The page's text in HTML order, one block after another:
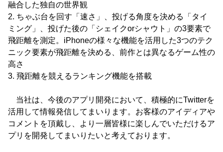
融合した独自の世界観
2. ちゃぶ台を回す「速さ」、投げる角度を決める「タイ
ミング」、投げた後の「シェイクorシャウト」の3要素で
飛距離を測定。iPhoneの様々な機能を活用した3つのテク
ニック要素が飛距離を決める、前作とは異なるゲーム性の
高さ
3. 飛距離を競えるランキング機能を搭載
当社は、今後のアプリ開発において、積極的にTwitterを
活用して情報発信してまいります。お客様のアイディアや
コメントを頂戴し、より一層皆様に楽しんでいただけるア
プリを開発してまいりたいと考えております。